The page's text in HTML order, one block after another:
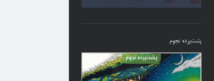
پشت‌پرده نجوم